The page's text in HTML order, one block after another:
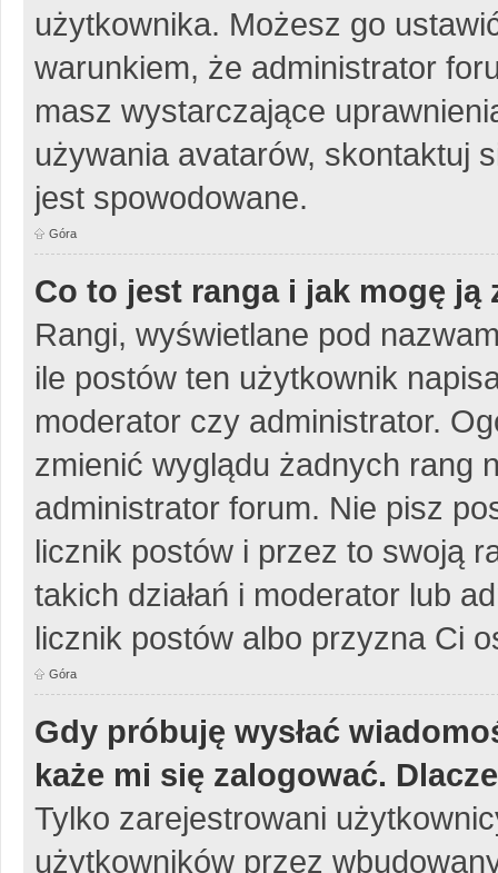
użytkownika. Możesz go
warunkiem, że administrator
masz wystarczające
używania avatarów, skontaktuj
jest spowodowane.
Góra
Co to jest ranga i jak mogę ją
Rangi, wyświetlane pod
ile postów ten użytkownik
moderator czy administrator.
zmienić wyglądu żadnych rang
administrator forum. Nie pisz
licznik postów i przez to swoją
takich działań i moderator lub
licznik postów albo przyzna Ci
Góra
Gdy próbuję wysłać
każe mi się zalogować.
Tylko zarejestrowani
użytkowników przez